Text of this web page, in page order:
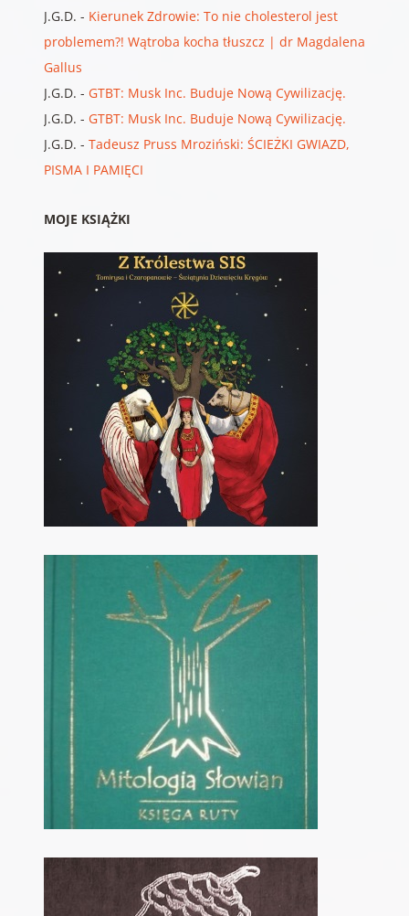
J.G.D. - Kierunek Zdrowie: To nie cholesterol jest
problemem?! Wątroba kocha tłuszcz | dr Magdalena
Gallus
J.G.D. - GTBT: Musk Inc. Buduje Nową Cywilizację.
J.G.D. - GTBT: Musk Inc. Buduje Nową Cywilizację.
J.G.D. - Tadeusz Pruss Mroziński: ŚCIEŻKI GWIAZD,
PISMA I PAMIĘCI
MOJE KSIĄŻKI